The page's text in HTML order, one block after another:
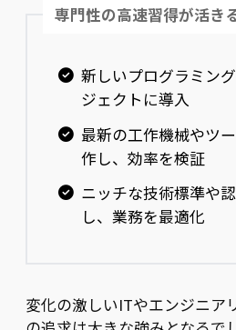
専門性の高速習得が活き
新しいプログラミン
ジェクトに導入
最新の工作機械やツ
作し、効率を検証
ニッチな技術標準や
し、業務を最適化
変化の激しいITやエンジニア